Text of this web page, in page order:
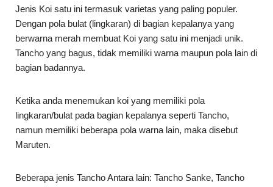
Jenis Koi satu ini termasuk varietas yang paling populer.
Dengan pola bulat (lingkaran) di bagian kepalanya yang
berwarna merah membuat Koi yang satu ini menjadi unik.
Tancho yang bagus, tidak memiliki warna maupun pola lain di
bagian badannya.
Ketika anda menemukan koi yang memiliki pola
lingkaran/bulat pada bagian kepalanya seperti Tancho,
namun memiliki beberapa pola warna lain, maka disebut
Maruten.
Beberapa jenis Tancho Antara lain: Tancho Sanke, Tancho